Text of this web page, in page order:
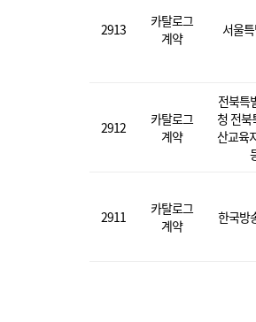
2913
카탈로그
계약
서울
2912
카탈로그
계약
전북특
청 전북
산교육
2911
카탈로그
계약
한국방